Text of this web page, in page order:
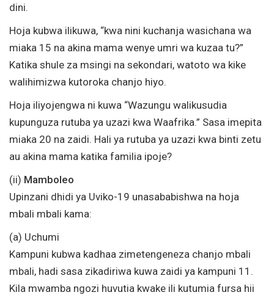
dini.
Hoja kubwa ilikuwa, “kwa nini kuchanja wasichana wa
miaka 15 na akina mama wenye umri wa kuzaa tu?”
Katika shule za msingi na sekondari, watoto wa kike
walihimizwa kutoroka chanjo hiyo.
Hoja iliyojengwa ni kuwa “Wazungu walikusudia
kupunguza rutuba ya uzazi kwa Waafrika.” Sasa imepita
miaka 20 na zaidi. Hali ya rutuba ya uzazi kwa binti zetu
au akina mama katika familia ipoje?
(ii) Mamboleo
Upinzani dhidi ya Uviko-19 unasababishwa na hoja
mbali mbali kama:
(a) Uchumi
Kampuni kubwa kadhaa zimetengeneza chanjo mbali
mbali, hadi sasa zikadiriwa kuwa zaidi ya kampuni 11.
Kila mwamba ngozi huvutia kwake ili kutumia fursa hii